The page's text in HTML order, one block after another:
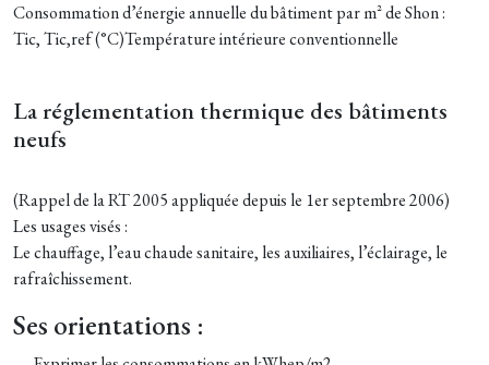
Consommation d’énergie annuelle du bâtiment par m² de Shon :
Tic, Tic,ref (°C)Température intérieure conventionnelle
La réglementation thermique des bâtiments
neufs
(Rappel de la RT 2005 appliquée depuis le 1er septembre 2006)
Les usages visés :
Le chauffage, l’eau chaude sanitaire, les auxiliaires, l’éclairage, le
rafraîchissement.
Ses orientations :